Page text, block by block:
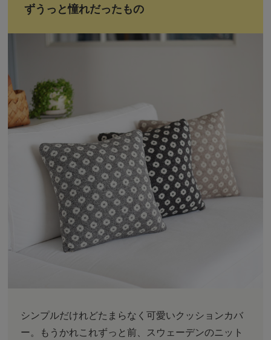
ずうっと憧れだったもの
シンプルだけれどたまらなく可愛いクッションカバ
ー。もうかれこれずっと前、スウェーデンのニット